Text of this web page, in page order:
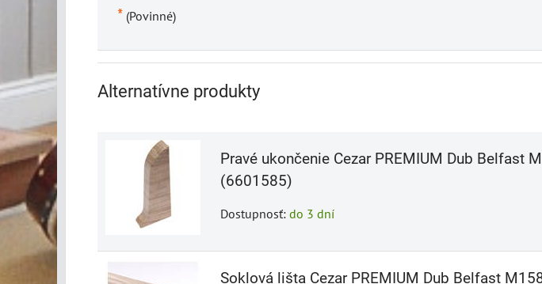
* (Povinné)
Alternatívne produkty
Pravé ukončenie Cezar PREMIUM Dub Belfast
(6601585)
Dostupnosť: do 3 dní
Soklová lišta Cezar PREMIUM Dub Belfast